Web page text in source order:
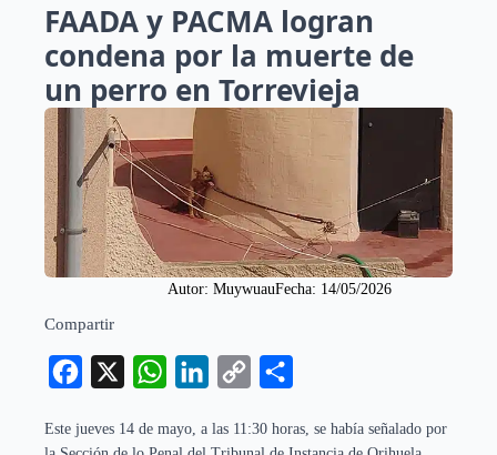
FAADA y PACMA logran
condena por la muerte de
un perro en Torrevieja
Autor: MuywuauFecha: 14/05/2026
Compartir
Facebook WhatsAppLinkedInCopy
Este jueves 14 de mayo, a las 11:30 horas, se había señalado por